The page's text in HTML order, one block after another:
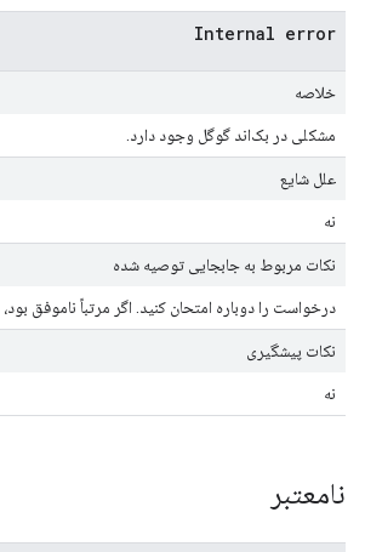
Internal error
خلاصه
مشکلی در بک‌اند گوگل وجود دارد.
علل شایع
نه
نکات مربوط به جابجایی توصیه شده
درخواست را دوباره امتحان کنید. اگر مرتباً ناموفق بود،
نکات پیشگیری
نه
نامعتبر